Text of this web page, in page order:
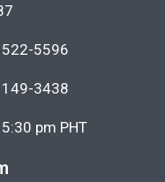
5596
3438
pm PHT